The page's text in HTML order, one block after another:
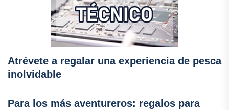
Atrévete a regalar una experiencia de pesca
inolvidable
Para los más aventureros: regalos para